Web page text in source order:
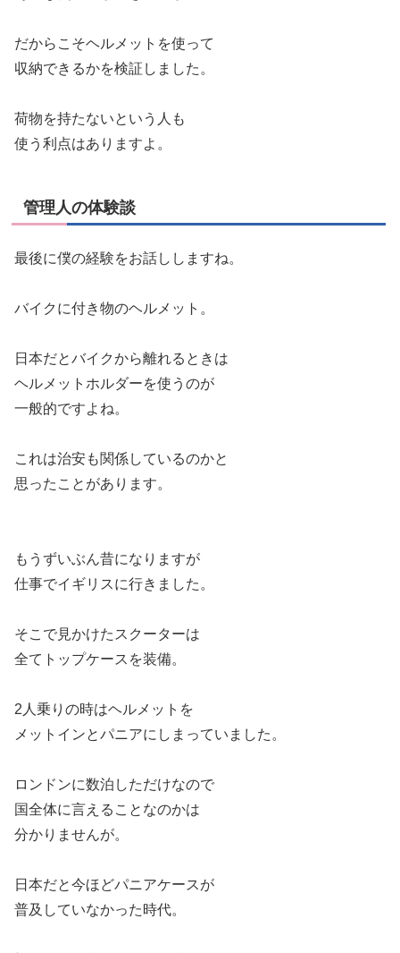
だからこそヘルメットを使って
収納できるかを検証しました。
荷物を持たないという人も
使う利点はありますよ。
管理人の体験談
最後に僕の経験をお話ししますね。
バイクに付き物のヘルメット。
日本だとバイクから離れるときは
ヘルメットホルダーを使うのが
一般的ですよね。
これは治安も関係しているのかと
思ったことがあります。
もうずいぶん昔になりますが
仕事でイギリスに行きました。
そこで見かけたスクーターは
全てトップケースを装備。
2人乗りの時はヘルメットを
メットインとパニアにしまっていました。
ロンドンに数泊しただけなので
国全体に言えることなのかは
分かりませんが。
日本だと今ほどパニアケースが
普及していなかった時代。